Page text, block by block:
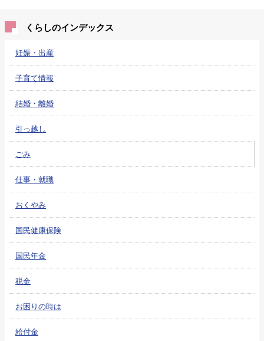
くらしのインデックス
妊娠・出産
子育て情報
結婚・離婚
引っ越し
ごみ
仕事・就職
おくやみ
国民健康保険
国民年金
税金
お困りの時は
給付金